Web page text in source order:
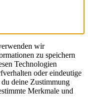
wir
zu speichern
Technologien
oder eindeutige
deine Zustimmung
Merkmale und